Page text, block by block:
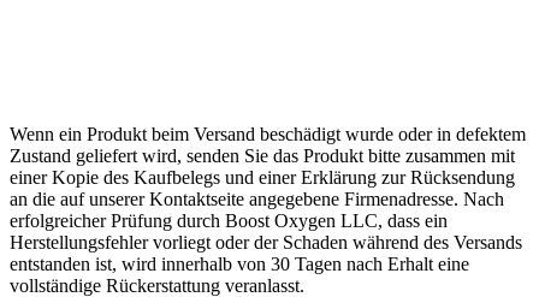
Wenn ein Produkt beim Versand beschädigt wurde oder in defektem
Zustand geliefert wird, senden Sie das Produkt bitte zusammen mit
einer Kopie des Kaufbelegs und einer Erklärung zur Rücksendung
an die auf unserer Kontaktseite angegebene Firmenadresse. Nach
erfolgreicher Prüfung durch Boost Oxygen LLC, dass ein
Herstellungsfehler vorliegt oder der Schaden während des Versands
entstanden ist, wird innerhalb von 30 Tagen nach Erhalt eine
vollständige Rückerstattung veranlasst.